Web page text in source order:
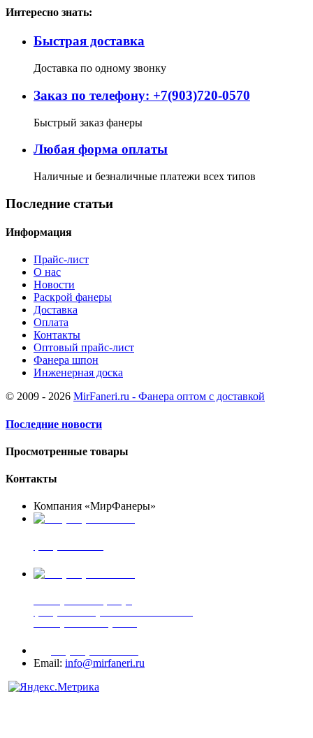
Интересно знать:
Быстрая доставка
Доставка по одному звонку
Заказ по телефону: +7(903)720-0570
Быстрый заказ фанеры
Любая форма оплаты
Наличные и безналичные платежи всех типов
Последние статьи
Информация
Прайс-лист
О нас
Новости
Раскрой фанеры
Доставка
Оплата
Контакты
Оптовый прайс-лист
Фанера шпон
Инженерная доска
© 2009 - 2026 MirFaneri.ru - Фанера оптом с доставкой
Последние новости
Просмотренные товары
Контакты
Компания «МирФанеры»
Email: info@mirfaneri.ru